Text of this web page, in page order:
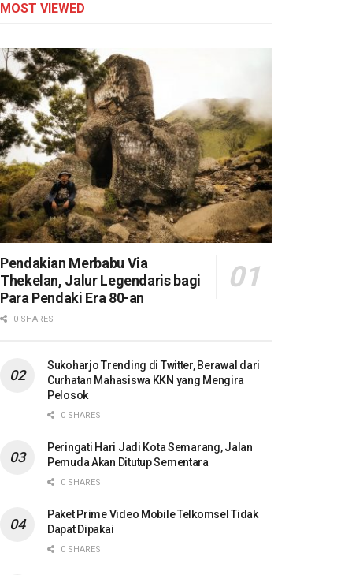
MOST VIEWED
Pendakian Merbabu Via
Thekelan, Jalur Legendaris bagi
Para Pendaki Era 80-an
0 SHARES
Sukoharjo Trending di Twitter, Berawal dari
Curhatan Mahasiswa KKN yang Mengira
Pelosok
0 SHARES
Peringati Hari Jadi Kota Semarang, Jalan
Pemuda Akan Ditutup Sementara
0 SHARES
Paket Prime Video Mobile Telkomsel Tidak
Dapat Dipakai
0 SHARES